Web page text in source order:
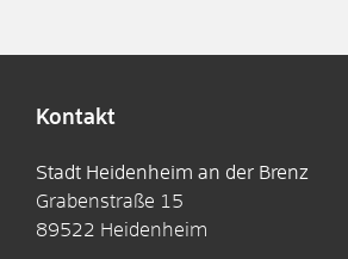
Kontakt
Stadt Heidenheim an der Brenz
Grabenstraße 15
89522 Heidenheim